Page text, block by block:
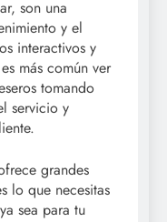
son una
y el
interactivos y
más común ver
tomando
servicio y
grandes
lo que necesitas
sea para tu